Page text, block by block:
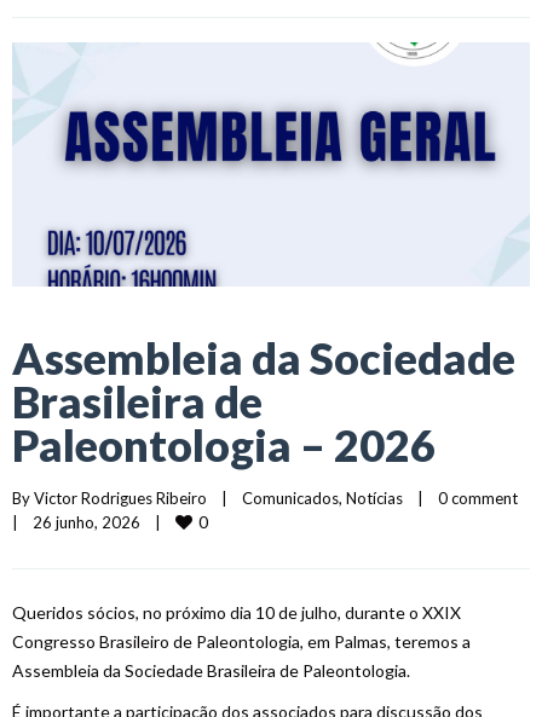
Assembleia da Sociedade
Brasileira de
Paleontologia – 2026
By Victor Rodrigues Ribeiro | Comunicados, Notícias |
0 comment
|
26 junho, 2026 | 0
Queridos sócios, no próximo dia 10 de julho, durante o XXIX
Congresso Brasileiro de Paleontologia, em Palmas, teremos a
Assembleia da Sociedade Brasileira de Paleontologia.
É importante a participação dos associados para discussão dos